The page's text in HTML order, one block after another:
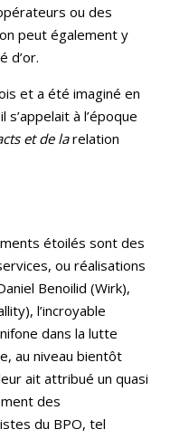
ou des
peut également y
d’or.
et a été imaginé en
à l’époque
et de larelation
étoilés sont des
ou réalisations
Benoilid (Wirk),
l’incroyable
dans la lutte
au niveau bientôt
ait attribué un quasi
des
du BPO, tel